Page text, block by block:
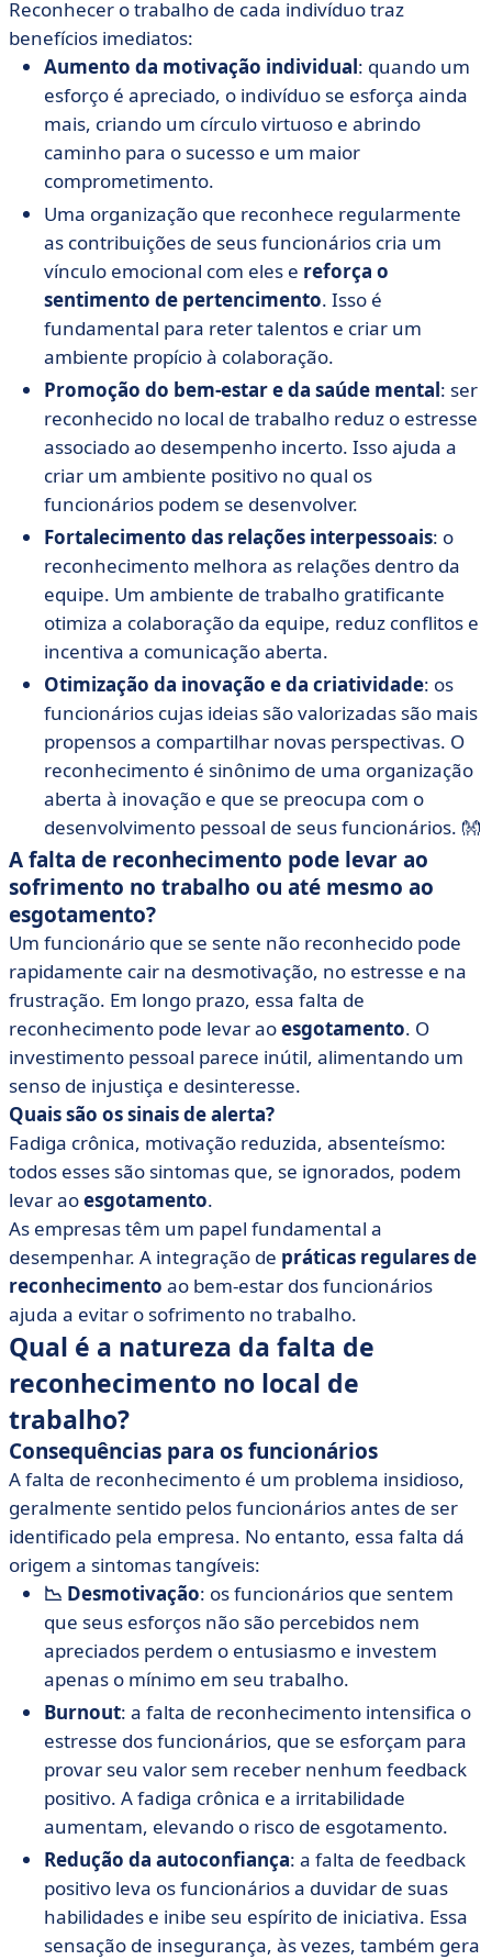
Reconhecer o trabalho de cada indivíduo traz
benefícios imediatos:
Aumento da motivação individual: quando um
esforço é apreciado, o indivíduo se esforça ainda
mais, criando um círculo virtuoso e abrindo
caminho para o sucesso e um maior
comprometimento.
Uma organização que reconhece regularmente
as contribuições de seus funcionários cria um
vínculo emocional com eles e reforça o
sentimento de pertencimento. Isso é
fundamental para reter talentos e criar um
ambiente propício à colaboração.
Promoção do bem-estar e da saúde mental: ser
reconhecido no local de trabalho reduz o estresse
associado ao desempenho incerto. Isso ajuda a
criar um ambiente positivo no qual os
funcionários podem se desenvolver.
Fortalecimento das relações interpessoais: o
reconhecimento melhora as relações dentro da
equipe. Um ambiente de trabalho gratificante
otimiza a colaboração da equipe, reduz conflitos e
incentiva a comunicação aberta.
Otimização da inovação e da criatividade: os
funcionários cujas ideias são valorizadas são mais
propensos a compartilhar novas perspectivas. O
reconhecimento é sinônimo de uma organização
aberta à inovação e que se preocupa com o
desenvolvimento pessoal de seus funcionários. 👐
A falta de reconhecimento pode levar ao
sofrimento no trabalho ou até mesmo ao
esgotamento?
Um funcionário que se sente não reconhecido pode
rapidamente cair na desmotivação, no estresse e na
frustração. Em longo prazo, essa falta de
reconhecimento pode levar aoesgotamento. O
investimento pessoal parece inútil, alimentando um
senso de injustiça e desinteresse.
Quais são os sinais de alerta?
Fadiga crônica, motivação reduzida, absenteísmo:
todos esses são sintomas que, se ignorados, podem
levar aoesgotamento.
As empresas têm um papel fundamental a
desempenhar. A integração de práticas regulares de
reconhecimento ao bem-estar dos funcionários
ajuda a evitar o sofrimento no trabalho.
Qual é a natureza da falta de
reconhecimento no local de
trabalho?
Consequências para os funcionários
A falta de reconhecimento é um problema insidioso,
geralmente sentido pelos funcionários antes de ser
identificado pela empresa. No entanto, essa falta dá
origem a sintomas tangíveis:
📉 Desmotivação: os funcionários que sentem
que seus esforços não são percebidos nem
apreciados perdem o entusiasmo e investem
apenas o mínimo em seu trabalho.
Burnout: a falta de reconhecimento intensifica o
estresse dos funcionários, que se esforçam para
provar seu valor sem receber nenhum feedback
positivo. A fadiga crônica e a irritabilidade
aumentam, elevando o risco de esgotamento.
Redução da autoconfiança: a falta de feedback
positivo leva os funcionários a duvidar de suas
habilidades e inibe seu espírito de iniciativa. Essa
sensação de insegurança, às vezes, também gera